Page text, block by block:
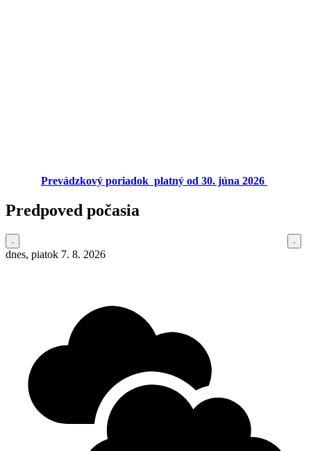
Prevádzkový poriadok platný od 30. júna 2026
Predpoved počasia
dnes, piatok 7. 8. 2026